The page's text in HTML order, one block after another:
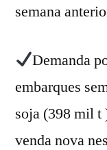
semana
Demanda
embarques
soja (398 mil t
venda nova